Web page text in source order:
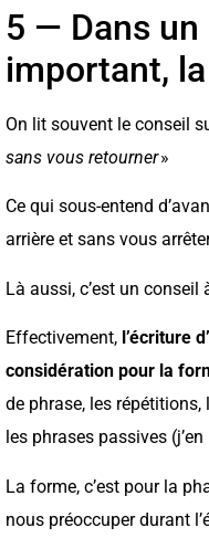
5 — Dans un
important,
On lit souvent le conseil
sans vous retourner»
Ce qui sous-entend
arrière et sans vous
Là aussi, c’est un conseil
Effectivement, l’écriture
considération pour la
de phrase, les
les phrases passives
La forme, c’est pour la
nous préoccuper durant